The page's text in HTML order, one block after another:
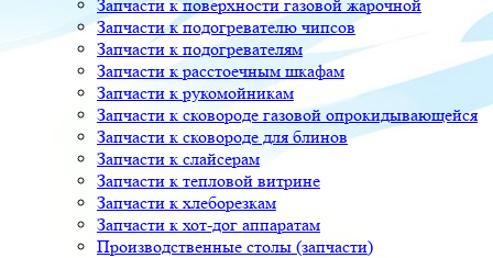
Запчасти к поверхности газовой жарочной
Запчасти к подогревателю чипсов
Запчасти к подогревателям
Запчасти к расстоечным шкафам
Запчасти к рукомойникам
Запчасти к сковороде газовой опрокидывающейся
Запчасти к сковороде для блинов
Запчасти к слайсерам
Запчасти к тепловой витрине
Запчасти к хлеборезкам
Запчасти к хот-дог аппаратам
Производственные столы (запчасти)